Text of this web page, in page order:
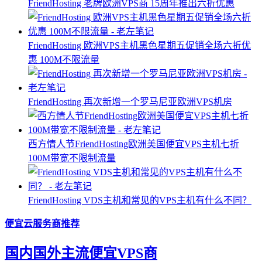
FriendHosting 老牌欧洲VPS商 15周年推出六折优惠
FriendHosting 欧洲VPS主机黑色星期五促销全场六折优
惠 100M不限流量
FriendHosting 再次新增一个罗马尼亚欧洲VPS机房
西方情人节FriendHosting欧洲美国便宜VPS主机七折
100M带宽不限制流量
FriendHosting VDS主机和常见的VPS主机有什么不同？
便宜云服务商推荐
国内国外主流便宜VPS商